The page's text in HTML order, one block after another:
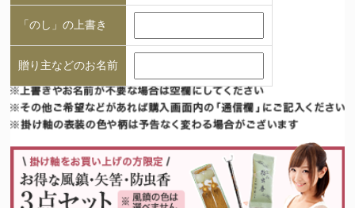
「のし」の上書き
贈り主などのお名前